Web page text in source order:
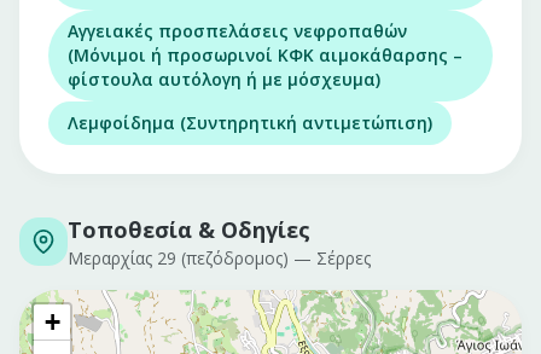
Αγγειακές προσπελάσεις νεφροπαθών
(Μόνιμοι ή προσωρινοί ΚΦΚ αιμοκάθαρσης –
φίστουλα αυτόλογη ή με μόσχευμα)
Λεμφοίδημα (Συντηρητική αντιμετώπιση)
Τοποθεσία & Οδηγίες
Μεραρχίας 29 (πεζόδρομος) — Σέρρες
+